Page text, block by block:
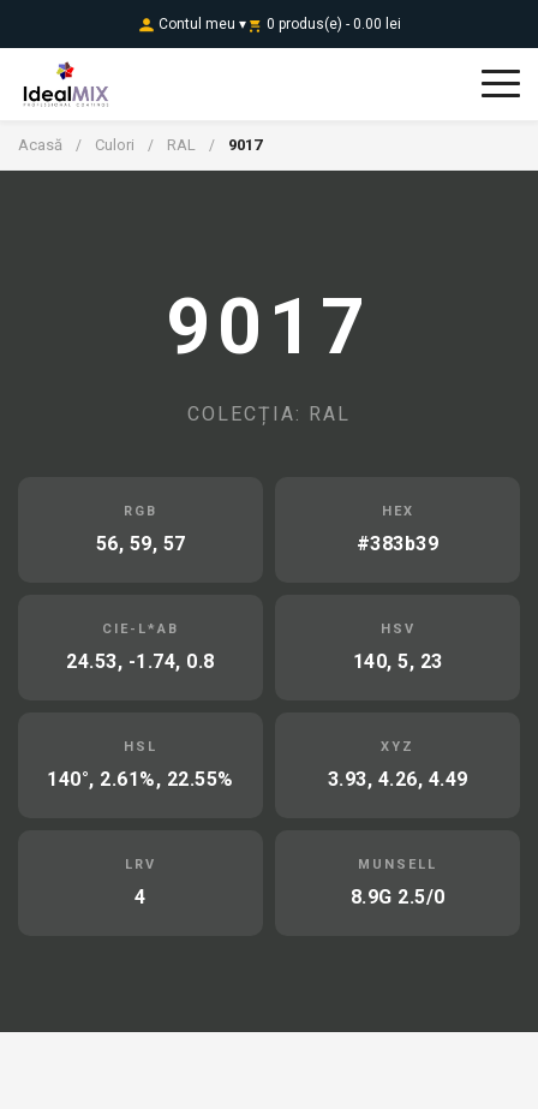
Contul meu ▾ 0 produs(e) - 0.00 lei
Acasă / Culori / RAL / 9017
9017
COLECȚIA: RAL
RGB
56, 59, 57
HEX
#383b39
CIE-L*AB
24.53, -1.74, 0.8
HSV
140, 5, 23
HSL
140°, 2.61%, 22.55%
XYZ
3.93, 4.26, 4.49
LRV
4
MUNSELL
8.9G 2.5/0